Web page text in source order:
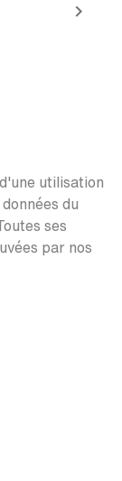
utilisation
du
ses
par nos